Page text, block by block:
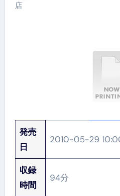
店
発売
日
2010-05-29
収録
時間
94分